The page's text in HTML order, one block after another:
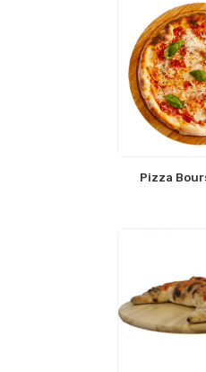
Pizza